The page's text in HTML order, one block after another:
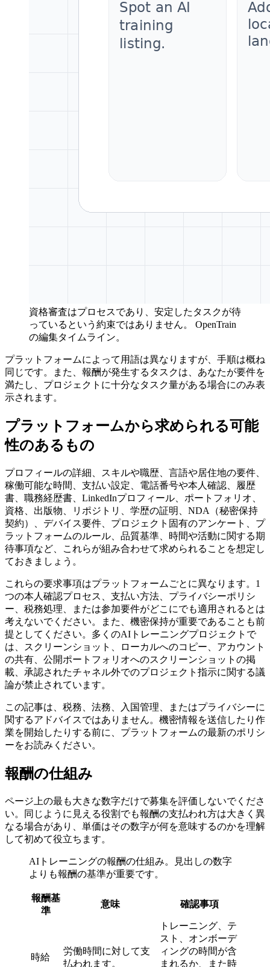
資格審査はプロセスであり、安定したタスクが待
っているという約束ではありません。
OpenTrain
の編集タイムライン。
プラットフォームによって用語は異なりますが、手順は概ね
同じです。また、報酬が発生するタスクは、あなたが要件を
満たし、プロジェクトに十分なタスク量がある場合にのみ表
示されます。
プラットフォームから求められる可能
性のあるもの
プロフィールの詳細、スキルや職歴、言語や居住地の要件、
稼働可能な時間、支払い設定、電話番号や本人確認、履歴
書、職務経歴書、LinkedInプロフィール、ポートフォリオ、
資格、出版物、リポジトリ、学歴の証明、NDA（秘密保持
契約）、デバイス要件、プロジェクト固有のアンケート、プ
ラットフォームのルール、品質基準、時間や活動に関する期
待事項など、これらが組み合わせて求められることを想定し
ておきましょう。
これらの要求事項はプラットフォームごとに異なります。1
つの本人確認プロセス、支払い方法、プライバシーポリシ
ー、税務処理、または参加要件がどこにでも適用されるとは
考えないでください。また、機密保持が重要であることも前
提としてください。多くのAIトレーニングプロジェクトで
は、スクリーンショット、ローカルへのコピー、アカウント
の共有、公開ポートフォリオへのスクリーンショットの掲
載、承認されたチャネル外でのプロジェクト指示に関する議
論が禁止されています。
この記事は、税務、法務、入国管理、またはプライバシーに
関するアドバイスではありません。機密情報を送信したり作
業を開始したりする前に、プラットフォームの最新のポリシ
ーをお読みください。
報酬の仕組み
ページ上の最も大きな数字だけで募集を評価しないでくださ
い。同じように見える役割でも報酬の支払われ方は大きく異
なる場合があり、単価はその数字が何を意味するのかを理解
して初めて役立ちます。
AIトレーニングの報酬の仕組み。見出しの数字
よりも報酬の基準が重要です。
報酬基
準
意味 確認事項
時給
労働時間に対して支
払われます。
トレーニング、テ
スト、オンボーデ
ィングの時間が含
まれるか、また時